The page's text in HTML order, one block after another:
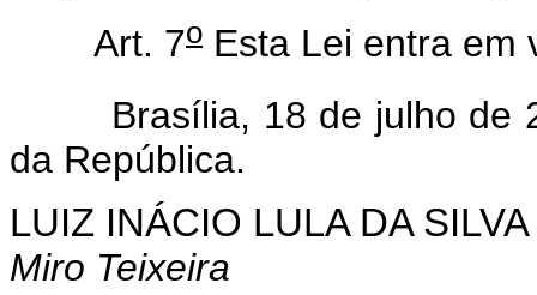
Art. 7o Esta Lei entra em
Brasília, 18 de julho de
da República.
LUIZ INÁCIO LULA DA SILVA
Miro Teixeira